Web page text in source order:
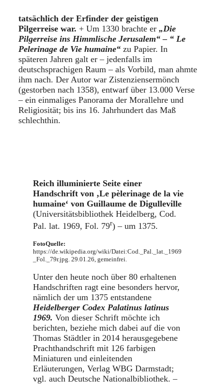
tatsächlich der Erfinder der geistigen
Pilgerreise war. + Um 1330 brachte er „Die
Pilgerreise ins Himmlische Jerusalem“ – “ Le
Pelerinage de Vie humaine“ zu Papier. In
späteren Jahren galt er – jedenfalls im
deutschsprachigen Raum – als Vorbild, man ahmte
ihm nach. Der Autor war Zistenziensermönch
(gestorben nach 1358), entwarf über 13.000 Verse
– ein einmaliges Panorama der Morallehre und
Religiosität; bis ins 16. Jahrhundert das Maß
schlechthin.
Reich illuminierte Seite einer
Handschrift von ‚Le pèlerinage de la vie
humaine‘ von Guillaume de Digulleville
(Universitätsbibliothek Heidelberg, Cod.
Pal. lat. 1969, Fol. 79r) – um 1375.
FotoQuelle:
https://de.wikipedia.org/wiki/Datei:Cod._Pal._lat._1969
_Fol._79r.jpg. 29.01.26, gemeinfrei.
Unter den heute noch über 80 erhaltenen
Handschriften ragt eine besonders hervor,
nämlich der um 1375 entstandene
Heidelberger Codex Palatinus latinus
1969. Von dieser Schrift möchte ich
berichten, beziehe mich dabei auf die von
Thomas Städtler in 2014 herausgegebene
Prachthandschrift mit 126 farbigen
Miniaturen und einleitenden
Erläuterungen, Verlag WBG Darmstadt;
vgl. auch Deutsche Nationalbibliothek. –